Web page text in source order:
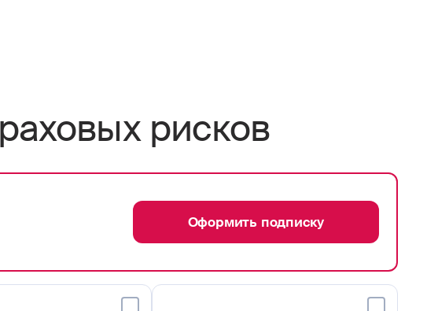
рисков
Оформить подписку